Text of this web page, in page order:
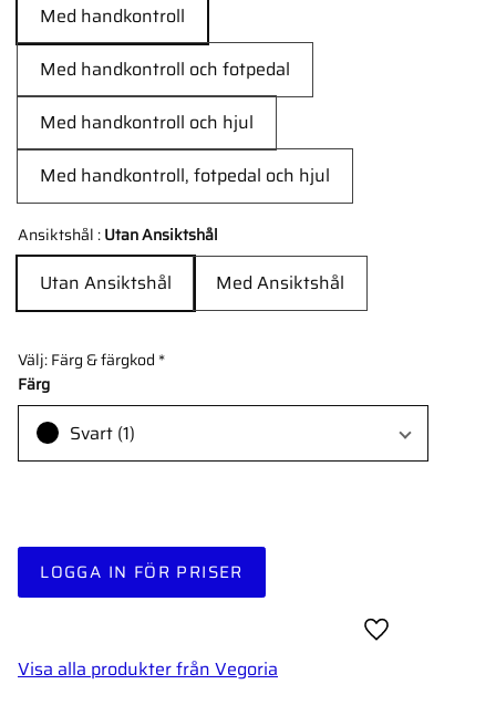
Med handkontroll
Med handkontroll och fotpedal
Med handkontroll och hjul
Med handkontroll, fotpedal och hjul
Ansiktshål :Utan Ansiktshål
Utan Ansiktshål Med Ansiktshål
LOGGA IN FÖR PRISER
Lägg till i
Välj: Färg & färgkod *
Färg
Svart (1)
Visa alla produkter från Vegoria